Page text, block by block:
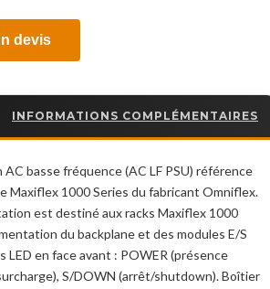
devis
INFORMATIONS COMPLÉMENTAIRES
basse fréquence (AC LF PSU) référence
Maxiflex 1000 Series du fabricant Omniflex.
est destiné aux racks Maxiflex 1000
du backplane et des modules E/S
LED en face avant : POWER (présence
S/DOWN (arrêt/shutdown). Boîtier